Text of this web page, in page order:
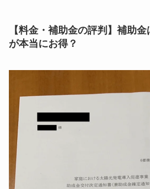
【料金・補助金の評判】補助
が本当にお得？